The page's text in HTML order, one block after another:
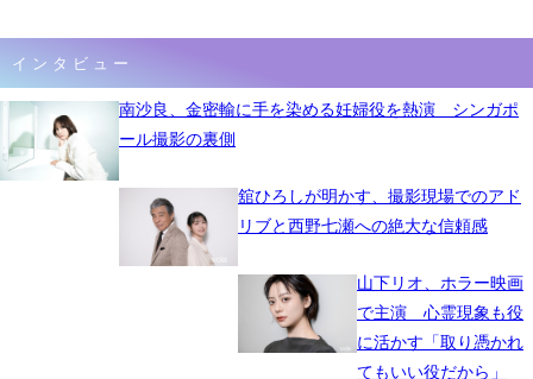
インタビュー
南沙良、金密輸に手を染める妊婦役を熱演 シンガポ
ール撮影の裏側
舘ひろしが明かす、撮影現場でのアド
リブと西野七瀬への絶大な信頼感
山下リオ、ホラー映画
で主演 心霊現象も役
に活かす「取り憑かれ
てもいい役だから」